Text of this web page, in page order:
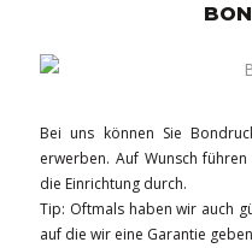
Bei uns können Sie
erwerben. Auf Wunsch
die Einrichtung durch.
Tip: Oftmals haben wir auch
auf die wir eine Garantie